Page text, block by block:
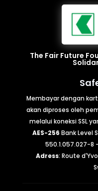
The Fair Future
Membayar dengan
akan diproses oleh
melalui koneksi SSL
AES-256 Bank Level
550.1.057.027-8 -
Adress: Route